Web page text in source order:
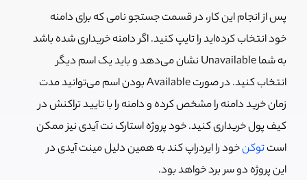
پس از انجام این کار، در قسمت جستجو نامی که برای دامنه
خود انتخاب کرده‌اید را تایپ کنید. اگر دامنه خریداری شده باشد
به شما Unavailable نشان می‌دهد و باید یک اسم دیگر
انتخاب کنید. در صورت Available بودن اسم می‌توانید مدت
زمان خرید دامنه را مشخص کرده و دامنه را با تایید تراکنش در
کیف پول خریداری کنید. خود پروژه استارک نت آیدی نیز ممکن
استتوکنخود را ایردراپ کند به همین دلیل مینت آیدی در
این پروژه دو سر برد خواهد بود.